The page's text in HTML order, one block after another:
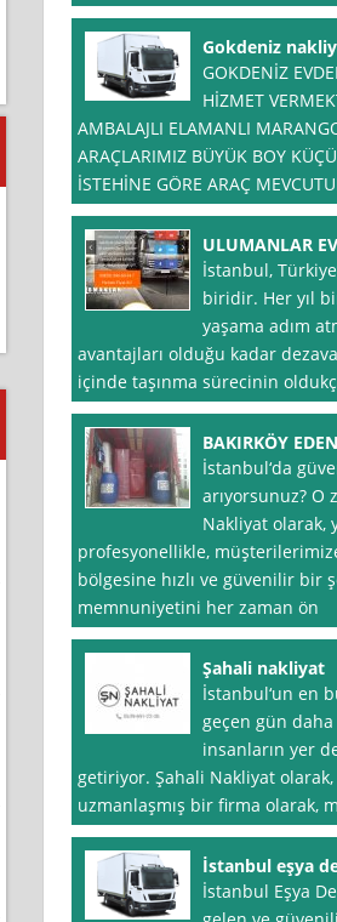
Gokdeniz
GOKDENİZ
HİZMET
AMBALAJLI ELAMANLI
ARAÇLARIMIZ BÜYÜK BOY
İSTEHİNE GÖRE ARAÇ
ULUMANLAR
İstanbul,
biridir. Her yıl
yaşama adım
avantajları olduğu kadar
içinde taşınma sürecinin
BAKIRKÖY
İstanbul‘da
arıyorsunuz? O
Nakliyat olarak,
profesyonellikle,
bölgesine hızlı ve güvenilir bir
memnuniyetini her zaman ön
Şahali nakliyat
İstanbul‘un en
geçen gün
insanların yer
getiriyor. Şahali Nakliyat
uzmanlaşmış bir firma olarak,
İstanbul eşya
İstanbul Eşya